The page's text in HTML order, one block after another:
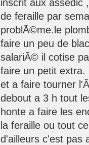
inscrit aux assedic
de feraille par
problÃ©me.le
faire un peu de
salariÃ© il cotise
faire un petit extra.
et a faire tourner
debout a 3 h tout
honte a faire les
la feraille ou tout
d'ailleurs c'est pas